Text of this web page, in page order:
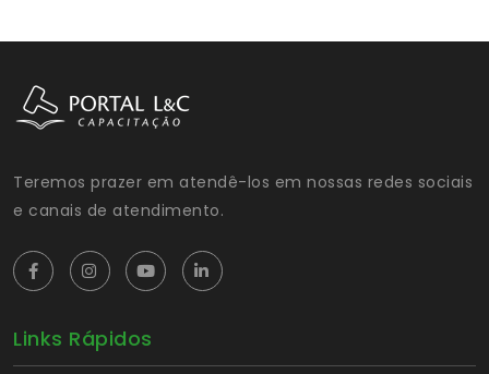
Teremos prazer em atendê-los em nossas redes sociais
e canais de atendimento.
Links Rápidos